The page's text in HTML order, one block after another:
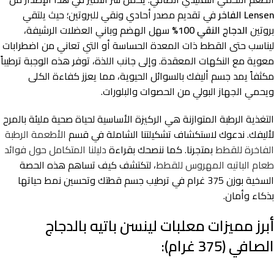
Lensen الفاخر
في تقديم مصدر أحادي ونقي للبروتين؛ حيث يلتقي
بروتينالدجاج النقي 100%
سهل الهضم وباني العضلات الرشيفة،
ليناسب حتى القطط ذات المعدة الحساسة أو التي تعاني من اضطرابات
معوية مع النكهات المعقدة. وإلى جانب اللذة، توفر هذه الوجبة ترطيباً
مكثفاً يمد جسم أليفك بالسوائل الحيوية، مما يعزز كفاءة الكلى
ويحمي الجهاز البولي من الحصوات والبلورات.
التغذية الرطبة المتوازنة هي الركيزة الأساسية لحياة صحية مليئة بالمرح
لأليفك. ندعوك لاستكشاف تشكيلتنا الشاملة في قسم الأطعمة الرطبة
الفاخرة للقططبمتجرنا. كما ننصحك بقراءةدليلنا المتكامل حول فوائد
طعام الباتيه المهروس للقطط، لتكتشف كيف تساهم هذه الحصة
السخية بوزن 375 غرام في ترطيب جسم قطتك وتحسين نمط حياتها
بذكاء وأمان.
أبرز مميزات معلبات لينسن باتيه بالدجاج
الصافي (375 غرام):